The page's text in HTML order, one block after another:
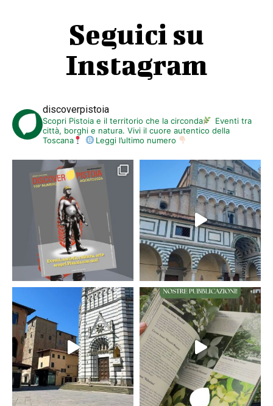
Seguici su
Instagram
discoverpistoia
Scopri Pistoia e il territorio che la circonda
Eventi tra
città, borghi e natura. Vivi il cuore autentico della
Toscana
Leggi l’ultimo numero